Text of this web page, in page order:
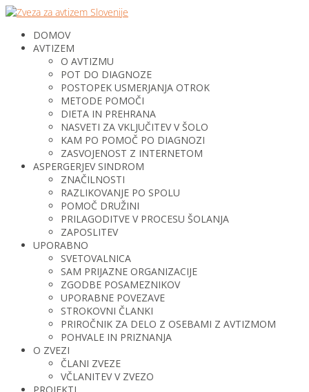
DOMOV
AVTIZEM
O AVTIZMU
POT DO DIAGNOZE
POSTOPEK USMERJANJA OTROK
METODE POMOČI
DIETA IN PREHRANA
NASVETI ZA VKLJUČITEV V ŠOLO
KAM PO POMOČ PO DIAGNOZI
ZASVOJENOST Z INTERNETOM
ASPERGERJEV SINDROM
ZNAČILNOSTI
RAZLIKOVANJE PO SPOLU
POMOČ DRUŽINI
PRILAGODITVE V PROCESU ŠOLANJA
ZAPOSLITEV
UPORABNO
SVETOVALNICA
SAM PRIJAZNE ORGANIZACIJE
ZGODBE POSAMEZNIKOV
UPORABNE POVEZAVE
STROKOVNI ČLANKI
PRIROČNIK ZA DELO Z OSEBAMI Z AVTIZMOM
POHVALE IN PRIZNANJA
O ZVEZI
ČLANI ZVEZE
VČLANITEV V ZVEZO